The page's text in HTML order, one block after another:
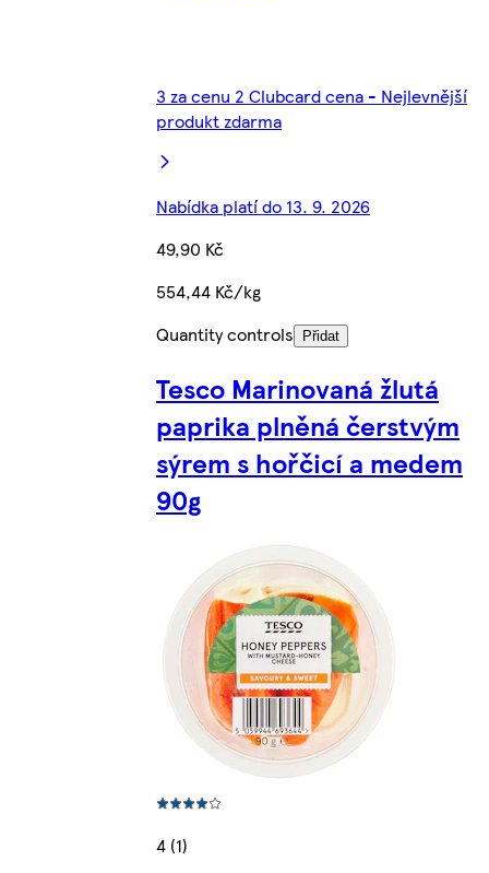
3 za cenu 2 Clubcard cena - Nejlevnější
produkt zdarma
Nabídka platí do 13. 9. 2026
49,90 Kč
554,44 Kč/kg
Quantity controls
Přidat
Tesco Marinovaná žlutá
paprika plněná čerstvým
sýrem s hořčicí a medem
90g
4 (1)